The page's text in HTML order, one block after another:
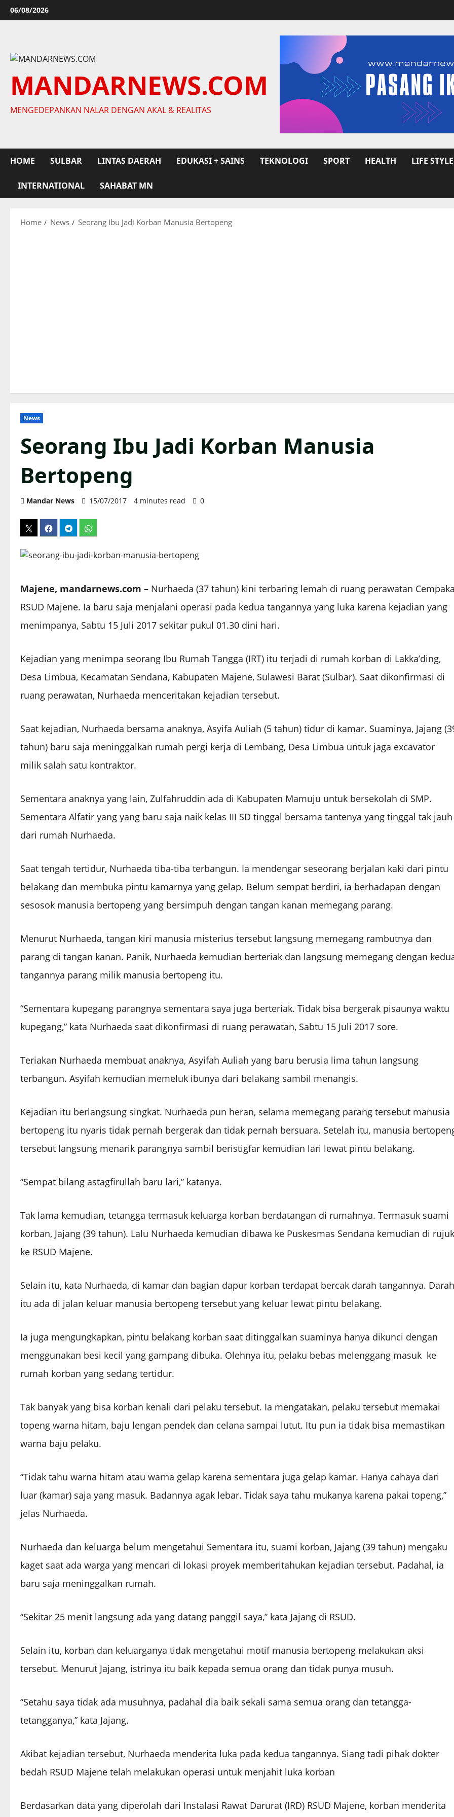
Skip
to
06/08/2026
MANDARNEWS.COM
MENGEDEPANKAN NALAR DENGAN AKAL & REALITAS
HOME SULBAR LINTAS DAERAH EDUKASI + SAINS TEKNOLOGI SPORT HEALTH LIFE STYLE
INTERNATIONAL SAHABAT MN
Home News Seorang Ibu Jadi Korban Manusia Bertopeng
News
Seorang Ibu Jadi Korban Manusia
Bertopeng
Mandar News 15/07/2017 4 minutes read 0
Majene, mandarnews.com – Nurhaeda (37 tahun) kini terbaring lemah di ruang perawatan
RSUD Majene. Ia baru saja menjalani operasi pada kedua tangannya yang luka karena kejadian yang
menimpanya, Sabtu 15 Juli 2017 sekitar pukul 01.30 dini hari.
Kejadian yang menimpa seorang Ibu Rumah Tangga (IRT) itu terjadi di rumah korban di Lakka’ding,
Desa Limbua, Kecamatan Sendana, Kabupaten Majene, Sulawesi Barat (Sulbar). Saat dikonfirmasi di
ruang perawatan, Nurhaeda menceritakan kejadian tersebut.
Saat kejadian, Nurhaeda bersama anaknya, Asyifa Auliah (5 tahun) tidur di kamar. Suaminya, Jajang
tahun) baru saja meninggalkan rumah pergi kerja di Lembang, Desa Limbua untuk jaga excavator
milik salah satu kontraktor.
Sementara anaknya yang lain, Zulfahruddin ada di Kabupaten Mamuju untuk bersekolah di SMP.
Sementara Alfatir yang yang baru saja naik kelas III SD tinggal bersama tantenya yang tinggal tak jauh
dari rumah Nurhaeda.
Saat tengah tertidur, Nurhaeda tiba-tiba terbangun. Ia mendengar seseorang berjalan kaki dari pintu
belakang dan membuka pintu kamarnya yang gelap. Belum sempat berdiri, ia berhadapan dengan
sesosok manusia bertopeng yang bersimpuh dengan tangan kanan memegang parang.
Menurut Nurhaeda, tangan kiri manusia misterius tersebut langsung memegang rambutnya dan
parang di tangan kanan. Panik, Nurhaeda kemudian berteriak dan langsung memegang dengan
tangannya parang milik manusia bertopeng itu.
“Sementara kupegang parangnya sementara saya juga berteriak. Tidak bisa bergerak pisaunya waktu
kupegang,” kata Nurhaeda saat dikonfirmasi di ruang perawatan, Sabtu 15 Juli 2017 sore.
Teriakan Nurhaeda membuat anaknya, Asyifah Auliah yang baru berusia lima tahun langsung
terbangun. Asyifah kemudian memeluk ibunya dari belakang sambil menangis.
Kejadian itu berlangsung singkat. Nurhaeda pun heran, selama memegang parang tersebut manusia
bertopeng itu nyaris tidak pernah bergerak dan tidak pernah bersuara. Setelah itu, manusia
tersebut langsung menarik parangnya sambil beristigfar kemudian lari lewat pintu belakang.
“Sempat bilang astagfirullah baru lari,” katanya.
Tak lama kemudian, tetangga termasuk keluarga korban berdatangan di rumahnya. Termasuk suami
korban, Jajang (39 tahun). Lalu Nurhaeda kemudian dibawa ke Puskesmas Sendana kemudian di rujuk
ke RSUD Majene.
Selain itu, kata Nurhaeda, di kamar dan bagian dapur korban terdapat bercak darah tangannya. Darah
itu ada di jalan keluar manusia bertopeng tersebut yang keluar lewat pintu belakang.
Ia juga mengungkapkan, pintu belakang korban saat ditinggalkan suaminya hanya dikunci dengan
menggunakan besi kecil yang gampang dibuka. Olehnya itu, pelaku bebas melenggang masuk ke
rumah korban yang sedang tertidur.
Tak banyak yang bisa korban kenali dari pelaku tersebut. Ia mengatakan, pelaku tersebut memakai
topeng warna hitam, baju lengan pendek dan celana sampai lutut. Itu pun ia tidak bisa memastikan
warna baju pelaku.
“Tidak tahu warna hitam atau warna gelap karena sementara juga gelap kamar. Hanya cahaya dari
luar (kamar) saja yang masuk. Badannya agak lebar. Tidak saya tahu mukanya karena pakai topeng,”
jelas Nurhaeda.
Nurhaeda dan keluarga belum mengetahui Sementara itu, suami korban, Jajang (39 tahun) mengaku
kaget saat ada warga yang mencari di lokasi proyek memberitahukan kejadian tersebut. Padahal, ia
baru saja meninggalkan rumah.
“Sekitar 25 menit langsung ada yang datang panggil saya,” kata Jajang di RSUD.
Selain itu, korban dan keluarganya tidak mengetahui motif manusia bertopeng melakukan aksi
tersebut. Menurut Jajang, istrinya itu baik kepada semua orang dan tidak punya musuh.
“Setahu saya tidak ada musuhnya, padahal dia baik sekali sama semua orang dan tetangga-
tetangganya,” kata Jajang.
Akibat kejadian tersebut, Nurhaeda menderita luka pada kedua tangannya. Siang tadi pihak dokter
bedah RSUD Majene telah melakukan operasi untuk menjahit luka korban
Berdasarkan data yang diperolah dari Instalasi Rawat Darurat (IRD) RSUD Majene, korban menderita